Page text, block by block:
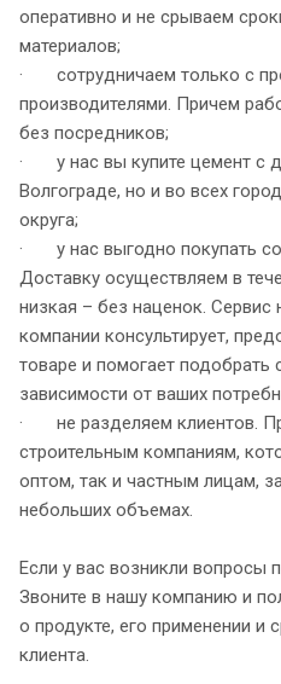
оперативно и не срываем
материалов;
· сотрудничаем только с
производителями. Причем
без посредников;
· у нас вы купите цемент с
Волгограде, но и во всех
округа;
· у нас выгодно покупать
Доставку осуществляем в
низкая – без наценок.
компании консультирует,
товаре и помогает подобрать
зависимости от ваших
· не разделяем клиентов.
строительным компаниям,
оптом, так и частным лицам,
небольших объемах.
Если у вас возникли вопросы
Звоните в нашу компанию и
о продукте, его применении и
клиента.